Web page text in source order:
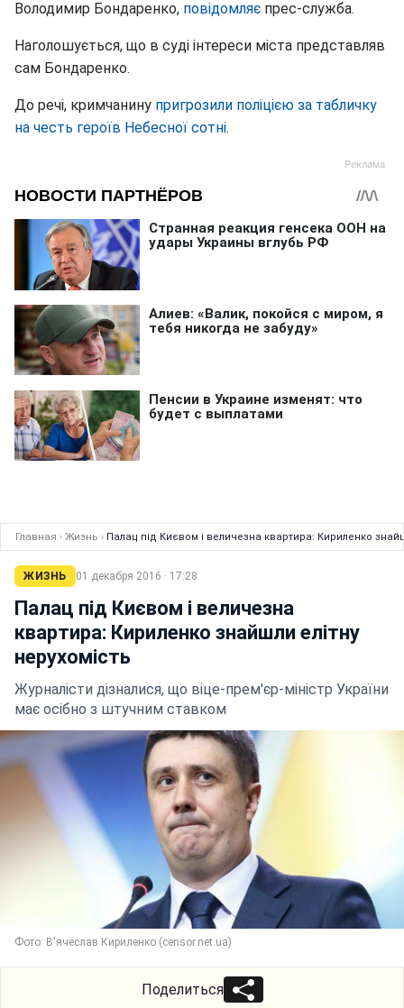
Володимир Бондаренко, повідомляє прес-служба.
Наголошується, що в суді інтереси міста представляв
сам Бондаренко.
До речі, кримчанину пригрозили поліцією за табличку
на честь героїв Небесної сотні.
Главная › Жизнь › Палац під Києвом і величезна квартира: Кириленко
ЖИЗНЬ 01 декабря 2016 · 17:28
Палац під Києвом і величезна
квартира: Кириленко знайшли елітну
нерухомість
Журналісти дізналися, що віце-прем'єр-міністр України
має осібно з штучним ставком
Фото: В'ячеслав Кириленко (censor.net.ua)
Поделиться